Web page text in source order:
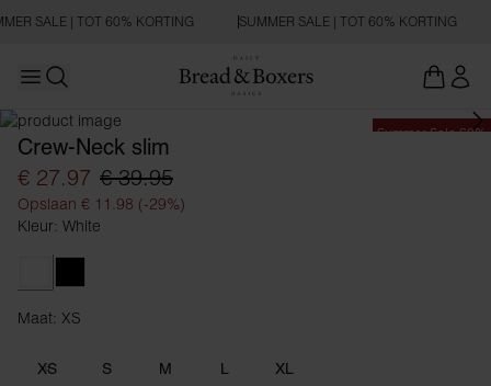
SALE | TOT 60% KORTING SUMMER SALE | TOT 60% KORTING
Open main menu
Summer Sale 60%
Crew-Neck slim
€ 27.97 € 39.95
Opslaan € 11.98 (-29%)
Kleur: White
Maat: XS
XS S M L XL